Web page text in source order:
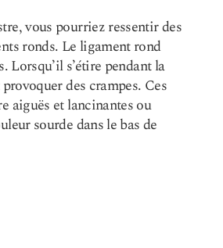
vous pourriez ressentir des
ronds. Le ligament rond
Lorsqu’il s’étire pendant la
des crampes. Ces
aiguës et lancinantes ou
sourde dans le bas de